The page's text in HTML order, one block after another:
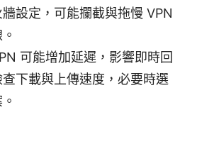
設定，可能攔截與拖慢 VPN
可能增加延遲，影響即時回
下載與上傳速度，必要時選